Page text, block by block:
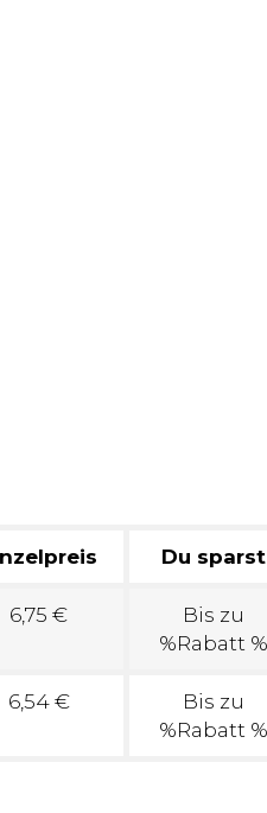
Du sparst
6,75 €
Bis zu
%Rabatt %
6,54 €
Bis zu
%Rabatt %